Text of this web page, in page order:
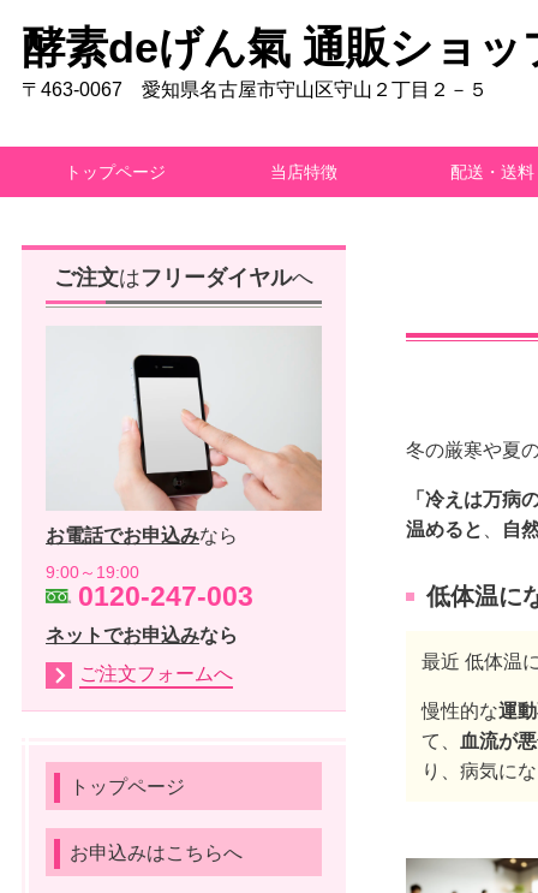
酵素deげん氣 通販ショッ
〒463-0067 愛知県名古屋市守山区守山２丁目２－５
トップページ 当店特徴 配送・送料
冬の厳寒や夏
「冷えは万病
温めると
自
低体温に
最近 低体温
慢性的な運
て、
血流が
り、病気に
ご注文はフリーダイヤルへ
お電話でお申込みなら
9:00～19:00
0120-247-003
ネットでお申込みなら
ご注文フォームへ
トップページ
お申込みはこちらへ